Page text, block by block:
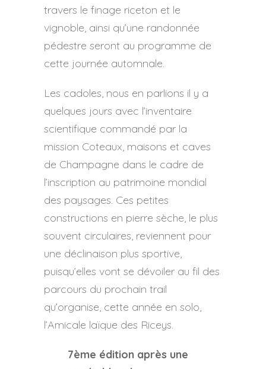
travers le finage riceton et le
vignoble, ainsi qu’une randonnée
pédestre seront au programme de
cette journée automnale.
Les cadoles, nous en parlions il y a
quelques jours avec l’inventaire
scientifique commandé par la
mission Coteaux, maisons et caves
de Champagne dans le cadre de
l’inscription au patrimoine mondial
des paysages. Ces petites
constructions en pierre sèche, le plus
souvent circulaires, reviennent pour
une déclinaison plus sportive,
puisqu’elles vont se dévoiler au fil des
parcours du prochain trail
qu’organise, cette année en solo,
l’Amicale laïque des Riceys.
7ème édition après une